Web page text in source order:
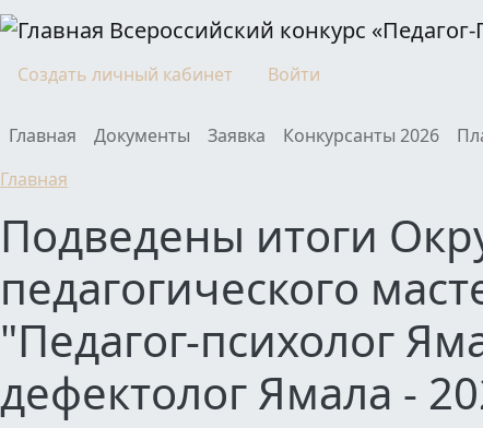
Перейти к основному содержанию
Всероссийский конкурс
Моя учетная запись
Создать личный кабинет Войти
Main navigation
Главная Документы Заявка Конкурсанты 2026
Главная
Подведены итоги
педагогического
"Педагог-психолог
дефектолог Ямала -